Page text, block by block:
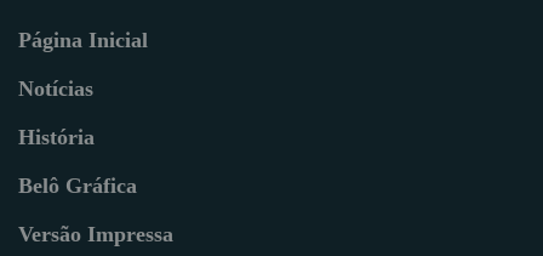
Página Inicial
Notícias
História
Belô Gráfica
Versão Impressa